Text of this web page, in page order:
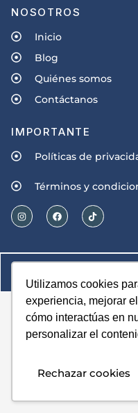
Utilizamos cookies
experiencia, mejorar
cómo interactúas en
personalizar el
Rechazar cookies
NOSOTROS
Inicio
Blog
Quiénes somos
Contáctanos
IMPORTANTE
Políticas de
Términos y
© Derechos
Diseñado